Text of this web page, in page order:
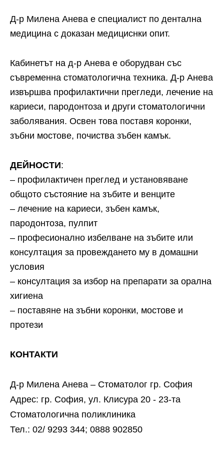
Д-р Милена Анева е специалист по дентална
медицина с доказан медициснки опит.
Кабинетът на д-р Анева е оборудван със
съвременна стоматологична техника. Д-р Анева
извършва профилактични прегледи, лечение на
кариеси, пародонтоза и други стоматологични
заболявания. Освен това поставя коронки,
зъбни мостове, почиства зъбен камък.
ДЕЙНОСТИ:
– профилактичен преглед и установяване
общото състояние на зъбите и венците
– лечение на кариеси, зъбен камък,
пародонтоза, пулпит
– професионално избелване на зъбите или
консултация за провеждането му в домашни
условия
– консултация за избор на препарати за орална
хигиена
– поставяне на зъбни коронки, мостове и
протези
КОНТАКТИ
Д-р Милена Анева – Стоматолог гр. София
Адрес: гр. София, ул. Клисура 20 - 23-та
Стоматологична поликлиника
Тел.: 02/ 9293 344; 0888 902850